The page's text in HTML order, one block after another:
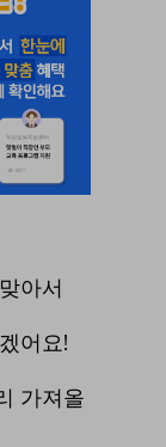
아서
어요!
가져올